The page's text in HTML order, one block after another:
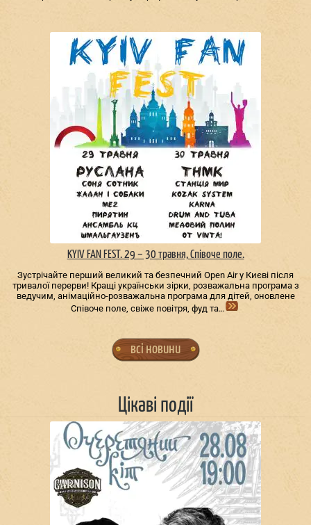
KYIV FAN FEST. 29 – 30 травня, Співоче поле.
Зустрічайте перший великий та безпечний Open Air у Києві після
тривалої перерви! Кращі українськи зірки, розважальна програма з
ведучим, анімаційно-розважальна програма для дітей, оновлене
Співоче поле, свіже повітря, фуд та…
всі новини
Цікаві події